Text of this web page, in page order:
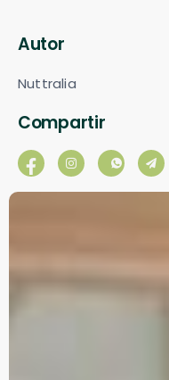
Autor
Nuttralia
Compartir